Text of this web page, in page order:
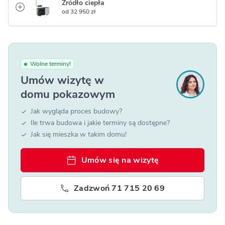
Źródło ciepła
od 32 950 zł
Wolne terminy!
Umów wizytę w
domu pokazowym
Jak wygląda proces budowy?
Ile trwa budowa i jakie terminy są dostępne?
Jak się mieszka w takim domu!
Umów się na wizytę
Zadzwoń 71 715 20 69